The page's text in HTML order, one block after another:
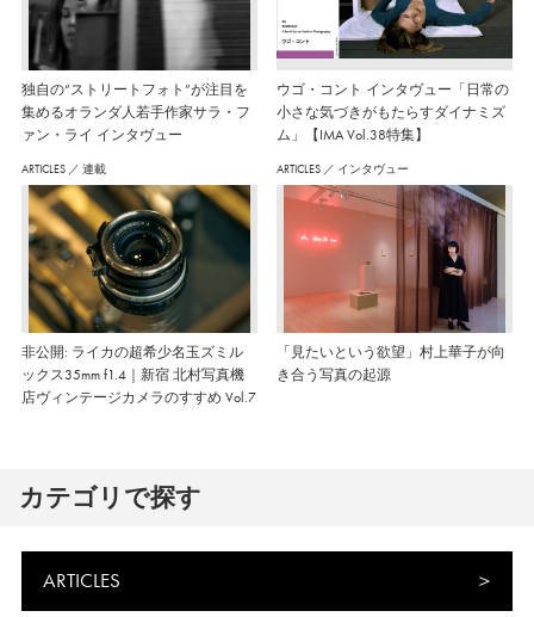
独自の“ストリートフォト”が注目を
集めるオランダ人若手作家サラ・フ
ァン・ライ インタヴュー
ウゴ・コント インタヴュー「日常の
小さな気づきがもたらすダイナミズ
ム」【IMA Vol.38特集】
ARTICLES ／ 連載
非公開: ライカの超希少名玉ズミル
ックス35mm f1.4｜新宿 北村写真機
店ヴィンテージカメラのすすめ Vol.7
ARTICLES ／ インタヴュー
「見たいという欲望」村上華子が向
き合う写真の起源
カテゴリで探す
ARTICLES